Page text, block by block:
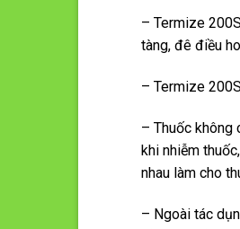
– Termize
tàng, đê điều
– Termize
– Thuốc không
khi nhiễm
nhau làm cho
– Ngoài tác